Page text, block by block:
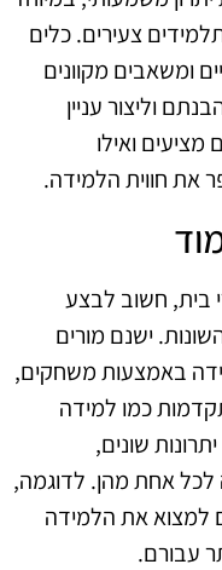
צעירים. כלים
ומשאבים מקוונים
וליצור עניין
ואילו
את חווית הלמידה.
בית, חשוב לבצע
ישנם מורים
באמצעות משחקים,
כמו למידה
שונים,
לכל אחת מהן. לדוגמה,
למצוא את הלמידה
עבורם.